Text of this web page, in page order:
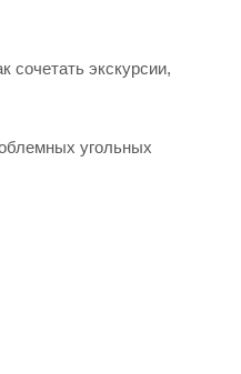
сочетать экскурсии,
угольных